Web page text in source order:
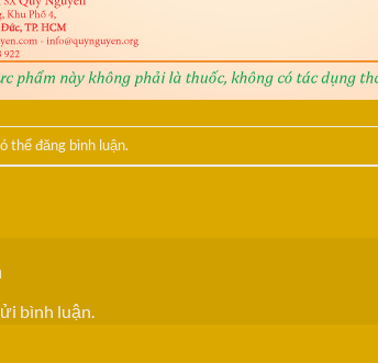
thểđăng bình luận.
bình luận.